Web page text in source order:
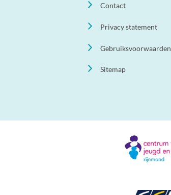
Contact
Privacy statement
Gebruiksvoorwaarden
Sitemap